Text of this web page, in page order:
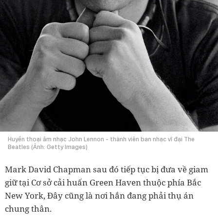
Huyền thoại âm nhạc John Lennon - thành viên ban nhạc vĩ đại The
Beatles (Ảnh: Getty Images)
Mark David Chapman sau đó tiếp tục bị đưa về giam
giữ tại Cơ sở cải huấn Green Haven thuộc phía Bắc
New York, Đây cũng là nơi hắn đang phải thụ án
chung thân.